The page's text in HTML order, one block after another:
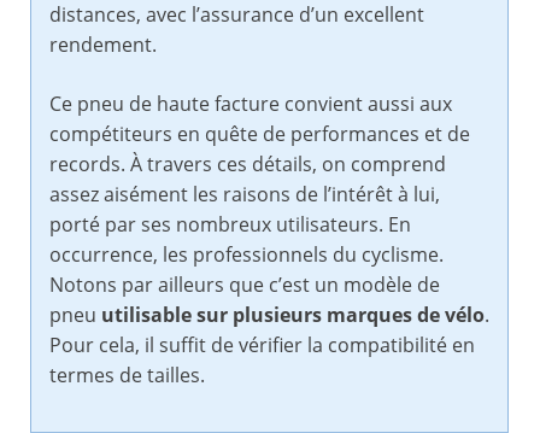
distances, avec l’assurance d’un excellent
rendement.
Ce pneu de haute facture convient aussi aux
compétiteurs en quête de performances et de
records. À travers ces détails, on comprend
assez aisément les raisons de l’intérêt à lui,
porté par ses nombreux utilisateurs. En
occurrence, les professionnels du cyclisme.
Notons par ailleurs que c’est un modèle de
pneu utilisable sur plusieurs marques de vélo.
Pour cela, il suffit de vérifier la compatibilité en
termes de tailles.